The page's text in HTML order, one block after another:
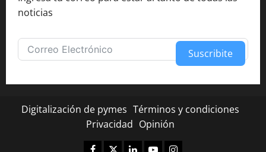
noticias
Suscribite
Digitalización de pymes Términos y condiciones
Privacidad Opinión
Facebook
TwitterLinkedinYoutubeInstagram